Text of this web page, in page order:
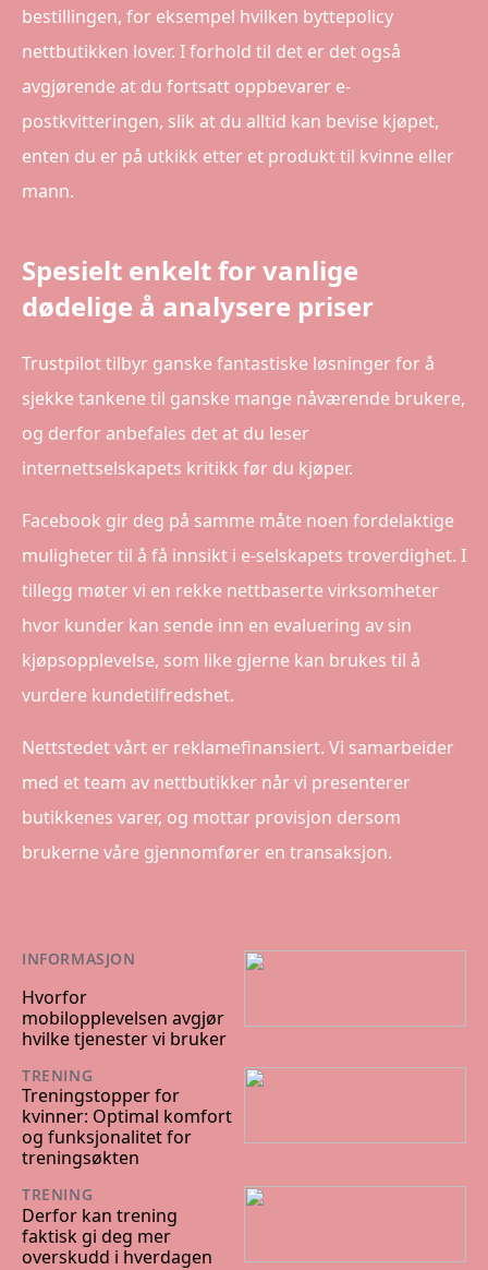
bestillingen, for eksempel hvilken byttepolicy
nettbutikken lover. I forhold til det er det også
avgjørende at du fortsatt oppbevarer e-
postkvitteringen, slik at du alltid kan bevise kjøpet,
enten du er på utkikk etter et produkt til kvinne eller
mann.
Spesielt enkelt for vanlige
dødelige å analysere priser
Trustpilot tilbyr ganske fantastiske løsninger for å
sjekke tankene til ganske mange nåværende brukere,
og derfor anbefales det at du leser
internettselskapets kritikk før du kjøper.
Facebook gir deg på samme måte noen fordelaktige
muligheter til å få innsikt i e-selskapets troverdighet. I
tillegg møter vi en rekke nettbaserte virksomheter
hvor kunder kan sende inn en evaluering av sin
kjøpsopplevelse, som like gjerne kan brukes til å
vurdere kundetilfredshet.
Nettstedet vårt er reklamefinansiert. Vi samarbeider
med et team av nettbutikker når vi presenterer
butikkenes varer, og mottar provisjon dersom
brukerne våre gjennomfører en transaksjon.
INFORMASJON
Hvorfor
mobilopplevelsen avgjør
hvilke tjenester vi bruker
TRENING
Treningstopper for
kvinner: Optimal komfort
og funksjonalitet for
treningsøkten
TRENING
Derfor kan trening
faktisk gi deg mer
overskudd i hverdagen